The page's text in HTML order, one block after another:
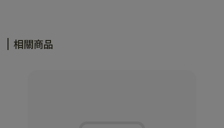
相關商品